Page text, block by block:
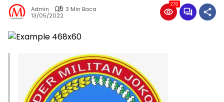
Admin
3 Min Baca
13/05/2022
232